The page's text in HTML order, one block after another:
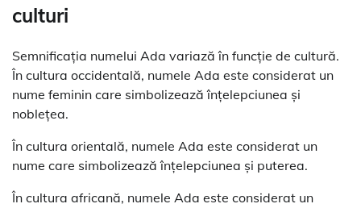
culturi
Semnificația numelui Ada variază în funcție de cultură.
În cultura occidentală, numele Ada este considerat un
nume feminin care simbolizează înțelepciunea și
noblețea.
În cultura orientală, numele Ada este considerat un
nume care simbolizează înțelepciunea și puterea.
În cultura africană, numele Ada este considerat un